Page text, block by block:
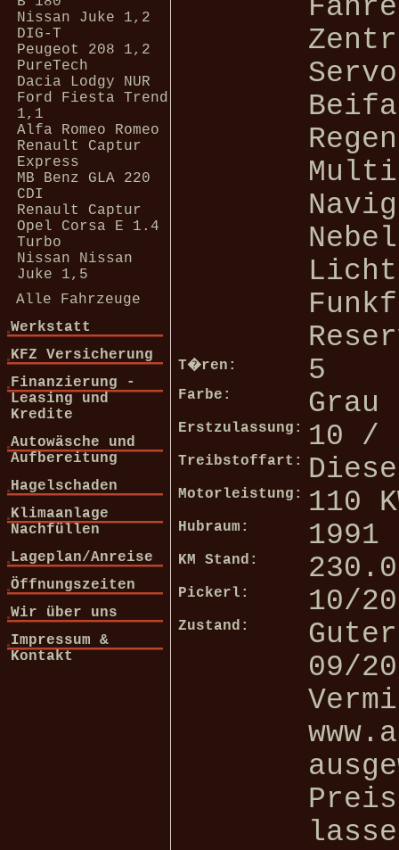
Nissan Juke 1,2
DIG-T
Peugeot 208 1,2
PureTech
Dacia Lodgy NUR
Ford Fiesta Trend
1,1
Alfa Romeo Romeo
Renault Captur
Express
MB Benz GLA 220
CDI
Renault Captur
Opel Corsa E 1.4
Turbo
Nissan Nissan
Juke 1,5
Alle Fahrzeuge
Werkstatt
KFZ Versicherung
Finanzierung -
Leasing und
Kredite
Autowäsche und
Aufbereitung
Hagelschaden
Klimaanlage
Nachfüllen
Lageplan/Anreise
Öffnungszeiten
Wir über uns
Impressum &
Kontakt
T�ren: 5
Farbe: Grau
Erstzulassung: 10 /
Treibstoffart:
Motorleistung: 110
Hubraum: 1991
KM Stand:
Pickerl: 10/
Zustand:
09/